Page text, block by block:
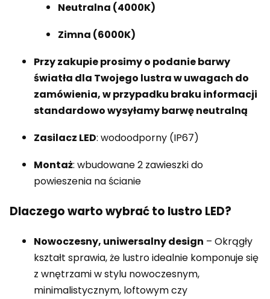
Neutralna (4000K)
Zimna (6000K)
Przy zakupieprosimy o podanie barwy
światła dla Twojego lustra w uwagach do
zamówienia, w przypadku braku informacji
standardowo wysyłamy barwę neutralną
Zasilacz LED: wodoodporny (IP67)
Montaż: wbudowane 2 zawieszki do
powieszenia na ścianie
Dlaczego warto wybrać to lustro LED?
Nowoczesny, uniwersalny design – Okrągły
kształt sprawia, że lustro idealnie komponuje się
z wnętrzami w stylu nowoczesnym,
minimalistycznym, loftowym czy